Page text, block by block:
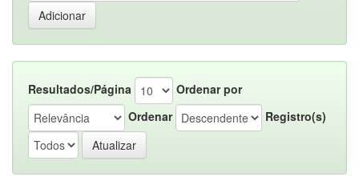
Resultados/Página
Ordenar por
Ordenar
Registro(s)